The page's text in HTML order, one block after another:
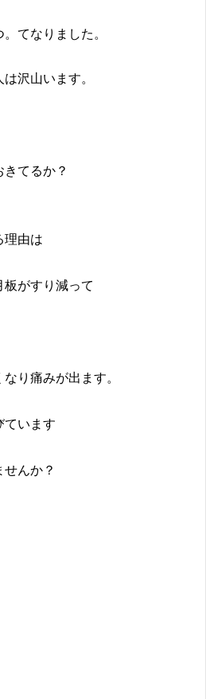
てなりました。
沢山います。
てるか？
理由は
板がすり減って
り痛みが出ます。
ています
んか？